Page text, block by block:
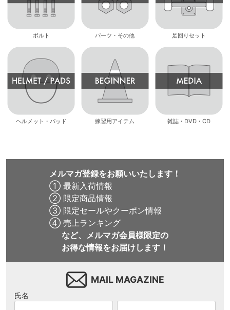
ボルト パーツ・その他 足回りセット
ヘルメット・パッド 練習用アイテム 雑誌・DVD・CD
メルマガ登録をお願いいたします！
① 最新入荷情報
② 限定商品情報
③ 限定セールやクーポン情報
④ 売上ランキング
など、メルマガ会員様限定の
お得な情報をお届けします！
MAIL MAGAZINE
氏名